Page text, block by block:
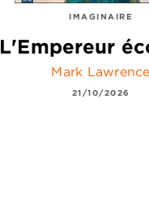
IMAGINAIRE
L'Empereur
Mark Lawrence
21/10/2026